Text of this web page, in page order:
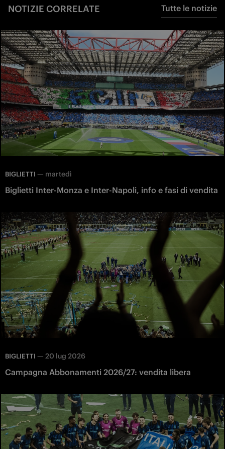
NOTIZIE CORRELATE Tutte le notizie
BIGLIETTI — martedì
Biglietti Inter-Monza e Inter-Napoli, info e fasi di vendita
BIGLIETTI — 20 lug 2026
Campagna Abbonamenti 2026/27: vendita libera